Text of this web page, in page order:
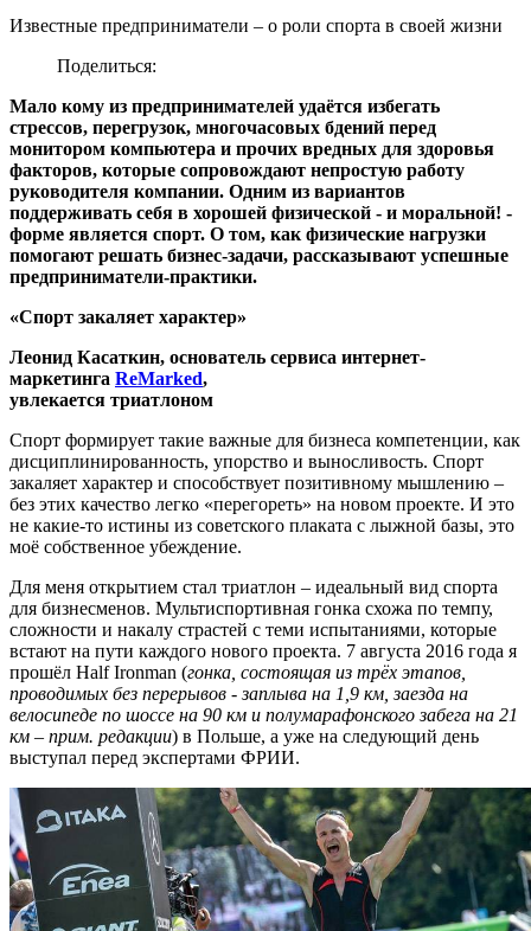
Известные предприниматели – о роли спорта в своей жизни
Поделиться:
Мало кому из предпринимателей удаётся избегать
стрессов, перегрузок, многочасовых бдений перед
монитором компьютера и прочих вредных для здоровья
факторов, которые сопровождают непростую работу
руководителя компании. Одним из вариантов
поддерживать себя в хорошей физической - и моральной! -
форме является спорт. О том, как физические нагрузки
помогают решать бизнес-задачи, рассказывают успешные
предприниматели-практики.
«Спорт закаляет характер»
Леонид Касаткин, основатель сервиса интернет-
маркетинга ReMarked,
увлекается триатлоном
Спорт формирует такие важные для бизнеса компетенции, как
дисциплинированность, упорство и выносливость. Спорт
закаляет характер и способствует позитивному мышлению –
без этих качество легко «перегореть» на новом проекте. И это
не какие-то истины из советского плаката с лыжной базы, это
моё собственное убеждение.
Для меня открытием стал триатлон – идеальный вид спорта
для бизнесменов. Мультиспортивная гонка схожа по темпу,
сложности и накалу страстей с теми испытаниями, которые
встают на пути каждого нового проекта. 7 августа 2016 года я
прошёл Half Ironman (гонка, состоящая из трёх этапов,
проводимых без перерывов - заплыва на 1,9 км, заезда на
велосипеде по шоссе на 90 км и полумарафонского забега на 21
км – прим. редакции) в Польше, а уже на следующий день
выступал перед экспертами ФРИИ.